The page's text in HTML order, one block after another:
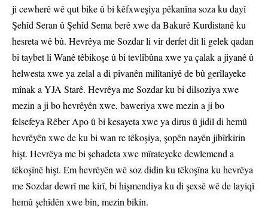
ji cewherê wê qut bike û bi kêfxweşiya pêkanîna soza ku dayî
Şehîd Seran û Şehîd Sema berê xwe da Bakurê Kurdistanê ku
hesreta wê bû. Hevrêya me Sozdar li vir derfet dît li gelek qadan
bi taybet li Wanê têbikoşe û bi tevlîbûna xwe ya çalak a jiyanê û
helwesta xwe ya zelal a di pîvanên milîtaniyê de bû gerîlayeke
mînak a YJA Starê. Hevrêya me Sozdar ku bi dilsoziya xwe
mezin a ji bo hevrêyên xwe, baweriya xwe mezin a ji bo
felsefeya Rêber Apo û bi kesayeta xwe ya dirus û jidil di hemû
hevrêyên xwe de ku bi wan re têkoşiya, şopên nayên jibîrkirin
hişt. Hevrêya me bi şehadeta xwe mîrateyeke dewlemend a
têkoşînê hişt. Em hevrêyên wê soz didin ku têkoşîna ku hevrêya
me Sozdar dewrî me kirî, bi hişmendiya ku di şexsê wê de layiqî
hemû şehîdên xwe bin, mezin bikin.